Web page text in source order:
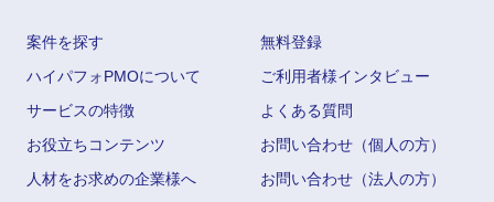
案件を探す
無料登録
ハイパフォPMOについて
ご利用者様インタビュー
サービスの特徴
よくある質問
お役立ちコンテンツ
お問い合わせ（個人の方）
人材をお求めの企業様へ
お問い合わせ（法人の方）